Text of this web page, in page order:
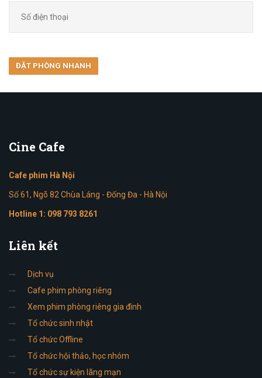
Cine Cafe
Cafe phim Hà Nội
Số 61, Ngõ 82 Chùa Láng - Đống Đa - Hà Nội
Hotline 1: 098 793 8261
Liên kết
Dịch vụ
Cafe phim phòng riêng
Xem phim phòng riêng gia đình
Tổ chức sinh nhật
Tổ chức Offline
Tổ chức hội thảo, học nhóm
Tổ chức sự kiện lãng mạn